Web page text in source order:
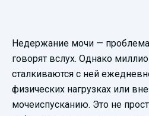
Смотреть
Недержание мочи —
говорят вслух. Однако
сталкиваются с ней
физических нагрузках или
мочеиспусканию. Это не